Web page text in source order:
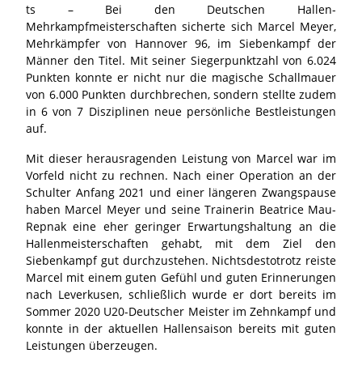
ts – Bei den Deutschen Hallen-
Mehrkampfmeisterschaften sicherte sich Marcel Meyer,
Mehrkämpfer von Hannover 96, im Siebenkampf der
Männer den Titel. Mit seiner Siegerpunktzahl von 6.024
Punkten konnte er nicht nur die magische Schallmauer
von 6.000 Punkten durchbrechen, sondern stellte zudem
in 6 von 7 Disziplinen neue persönliche Bestleistungen
auf.
Mit dieser herausragenden Leistung von Marcel war im
Vorfeld nicht zu rechnen. Nach einer Operation an der
Schulter Anfang 2021 und einer längeren Zwangspause
haben Marcel Meyer und seine Trainerin Beatrice Mau-
Repnak eine eher geringer Erwartungshaltung an die
Hallenmeisterschaften gehabt, mit dem Ziel den
Siebenkampf gut durchzustehen. Nichtsdestotrotz reiste
Marcel mit einem guten Gefühl und guten Erinnerungen
nach Leverkusen, schließlich wurde er dort bereits im
Sommer 2020 U20-Deutscher Meister im Zehnkampf und
konnte in der aktuellen Hallensaison bereits mit guten
Leistungen überzeugen.